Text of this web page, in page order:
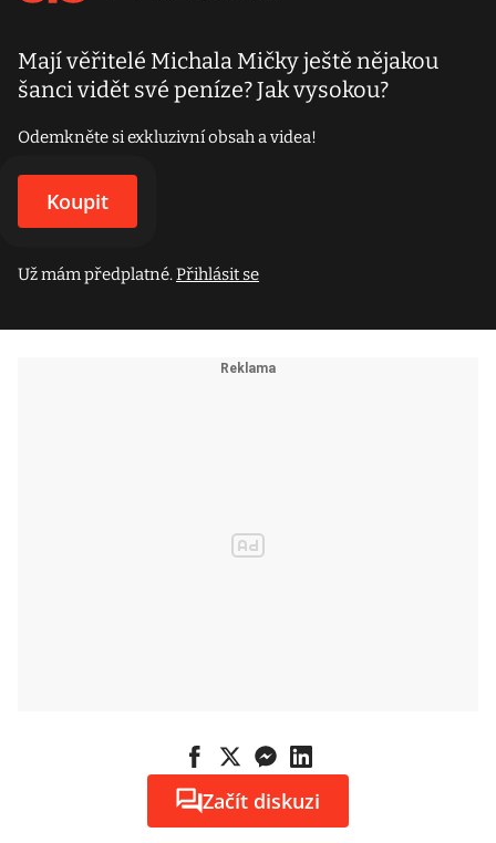
Mají věřitelé Michala Mičky ještě nějakou
šanci vidět své peníze? Jak vysokou?
Odemkněte si exkluzivní obsah a videa!
Koupit
Už mám předplatné.Přihlásit se
Začít diskuzi